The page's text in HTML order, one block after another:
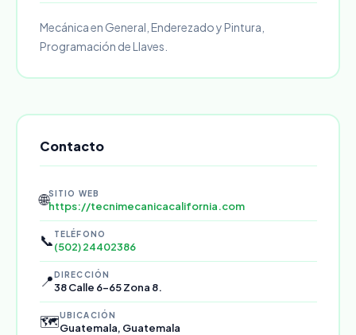
Mecánica en General, Enderezado y Pintura,
Programación de Llaves.
Contacto
🌐SITIO WEB
https://tecnimecanicacalifornia.com
📞 TELÉFONO
(502) 24402386
📍DIRECCIÓN
38 Calle 6-65 Zona 8.
🗺️UBICACIÓN
Guatemala, Guatemala